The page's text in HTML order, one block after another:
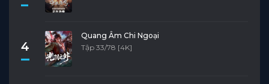
4
Quang Âm Chi Ngoại
Tập 33/78 [4K]